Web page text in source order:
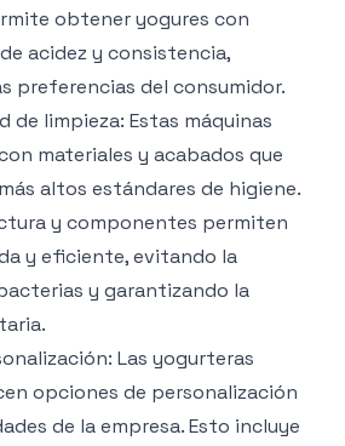
obtener yogures con
acidez y consistencia,
preferencias del consumidor.
de limpieza: Estas máquinas
materiales y acabados que
altos estándares de higiene.
y componentes permiten
y eficiente, evitando la
y garantizando la
Las yogurteras
opciones de personalización
de la empresa. Esto incluye